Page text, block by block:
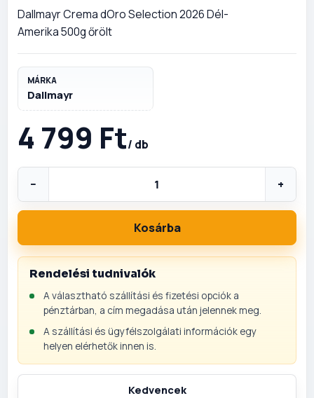
Dallmayr Crema dOro Selection 2026 Dél-
Amerika 500g őrölt
MÁRKA
Dallmayr
4 799 Ft/ db
− +
Kosárba
Rendelési tudnivalók
A választható szállítási és fizetési opciók a
pénztárban, a cím megadása után jelennek meg.
A szállítási és ügyfélszolgálati információk egy
helyen elérhetők innen is.